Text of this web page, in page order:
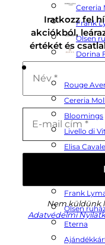
Cereria
Frank
Olsen
Dorina
Rouge
Cereria
Bloomings
Livello di
Elisa
Frank
Olsen
Eterna
Iratkozz fel
akciókból,
értékét és
Nem küldünk
Adatvédelmi